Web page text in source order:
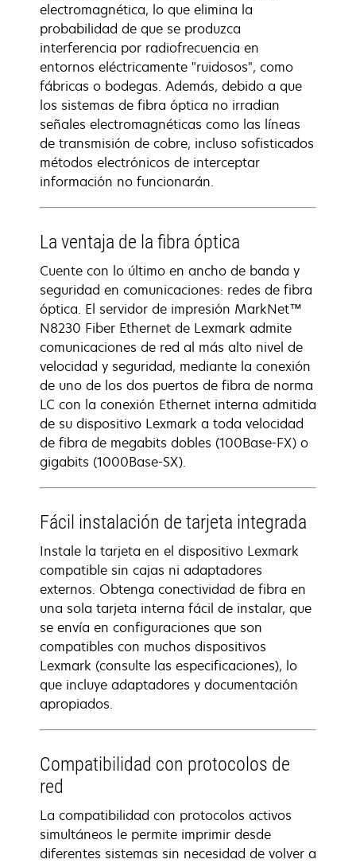
electromagnética, lo que elimina la
probabilidad de que se produzca
interferencia por radiofrecuencia en
entornos eléctricamente "ruidosos", como
fábricas o bodegas. Además, debido a que
los sistemas de fibra óptica no irradian
señales electromagnéticas como las líneas
de transmisión de cobre, incluso sofisticados
métodos electrónicos de interceptar
información no funcionarán.
La ventaja de la fibra óptica
Cuente con lo último en ancho de banda y
seguridad en comunicaciones: redes de fibra
óptica. El servidor de impresión MarkNet™
N8230 Fiber Ethernet de Lexmark admite
comunicaciones de red al más alto nivel de
velocidad y seguridad, mediante la conexión
de uno de los dos puertos de fibra de norma
LC con la conexión Ethernet interna admitida
de su dispositivo Lexmark a toda velocidad
de fibra de megabits dobles (100Base-FX) o
gigabits (1000Base-SX).
Fácil instalación de tarjeta integrada
Instale la tarjeta en el dispositivo Lexmark
compatible sin cajas ni adaptadores
externos. Obtenga conectividad de fibra en
una sola tarjeta interna fácil de instalar, que
se envía en configuraciones que son
compatibles con muchos dispositivos
Lexmark (consulte las especificaciones), lo
que incluye adaptadores y documentación
apropiados.
Compatibilidad con protocolos de
red
La compatibilidad con protocolos activos
simultáneos le permite imprimir desde
diferentes sistemas sin necesidad de volver a